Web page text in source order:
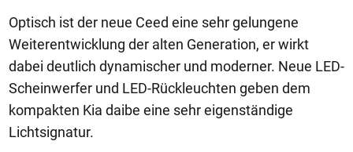
Optisch ist der neue Ceed eine sehr gelungene
Weiterentwicklung der alten Generation, er wirkt
dabei deutlich dynamischer und moderner. Neue LED-
Scheinwerfer und LED-Rückleuchten geben dem
kompakten Kia daibe eine sehr eigenständige
Lichtsignatur.